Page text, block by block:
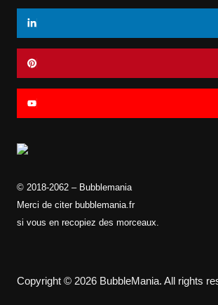
© 2018-2062 – Bubblemania
Merci de citer bubblemania.fr
si vous en recopiez des morceaux.
Copyright © 2026 BubbleMania. All rights